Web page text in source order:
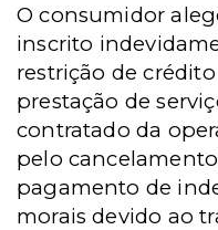
O consumidor
inscrito
restrição de
prestação de
contratado da
pelo
pagamento de
morais devido ao